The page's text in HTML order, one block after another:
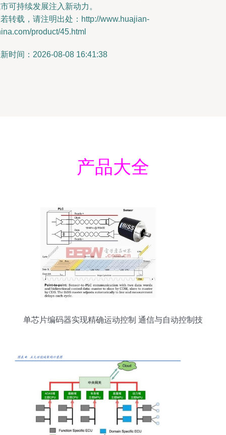
可持续发展注入新动力。
转载，请注明出处：http://www.huajian-
product/45.html
时间：2026-08-08 16:41:38
产品大全
单芯片编码器实现精确运动控制 通信与自动控制技